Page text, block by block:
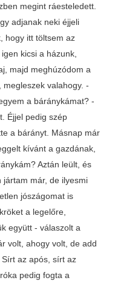
megint ráesteledett.
adjanak neki éjjeli
hogy itt töltsem az
kicsi a házunk,
majd meghúzódom a
valahogy. -
a báránykámat? -
Éjjel pedig szép
a bárányt. Másnap már
kívánt a gazdának,
Aztán leült, és
már, de ilyesmi
jószágomat is
a legelőre,
együtt - válaszolt a
volt, ahogy volt, de add
az após, sírt az
pedig fogta a